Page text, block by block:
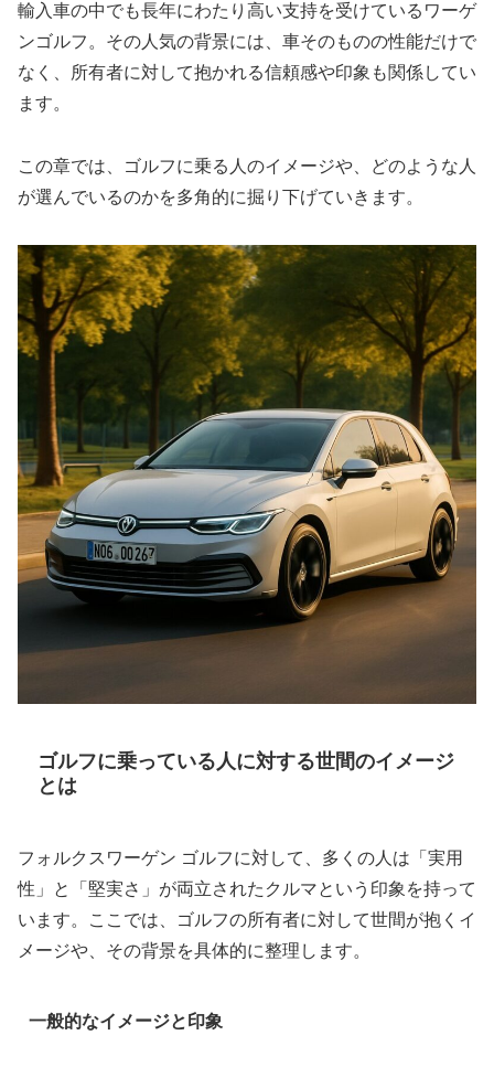
輸入車の中でも長年にわたり高い支持を受けているワーゲ
ンゴルフ。その人気の背景には、車そのものの性能だけで
なく、所有者に対して抱かれる信頼感や印象も関係してい
ます。
この章では、ゴルフに乗る人のイメージや、どのような人
が選んでいるのかを多角的に掘り下げていきます。
ゴルフに乗っている人に対する世間のイメージ
とは
フォルクスワーゲン ゴルフに対して、多くの人は「実用
性」と「堅実さ」が両立されたクルマという印象を持って
います。ここでは、ゴルフの所有者に対して世間が抱くイ
メージや、その背景を具体的に整理します。
一般的なイメージと印象